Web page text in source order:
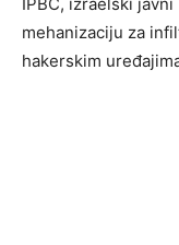
mehanizaciju za
hakerskim